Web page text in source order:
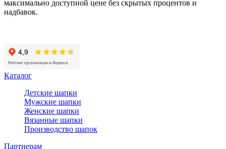
максимально доступной цене без скрытых процентов и
надбавок.
Каталог
Детские шапки
Мужские шапки
Женские шапки
Вязанные шапки
Производство шапок
Партнерам